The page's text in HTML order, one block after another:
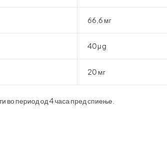
66,6 мг
40μg
20 мг
во период од 4 часа пред спиење.